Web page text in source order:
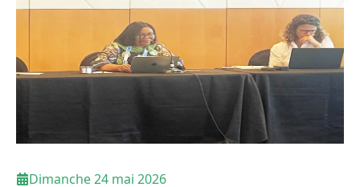
Dimanche 24 mai 2026